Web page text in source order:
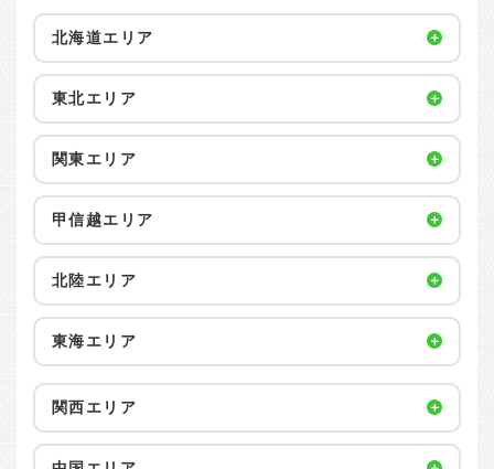
北海道エリア
東北エリア
関東エリア
甲信越エリア
北陸エリア
東海エリア
関西エリア